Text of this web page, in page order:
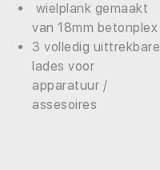
wielplank gemaakt
van 18mm betonplex
3 volledig uittrekbare
lades voor
apparatuur /
assesoires